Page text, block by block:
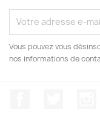
Vous pouvez vous
nos informations de